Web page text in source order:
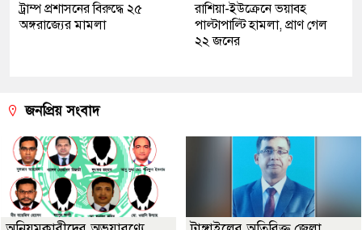
ট্রাম্প প্রশাসনের বিরুদ্ধে ২৫
অঙ্গরাজ্যের মামলা
রাশিয়া-ইউক্রেনে ভয়াবহ
পাল্টাপাল্টি হামলা, প্রাণ গেল
২২ জনের
জনপ্রিয় সংবাদ